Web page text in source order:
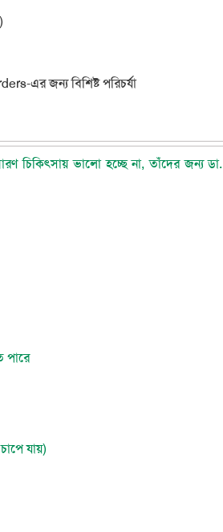
-এর জন্য বিশিষ্ট পরিচর্যা
চিকিৎসায় ভালো হচ্ছে না, তাঁদের জন্য ডা.
পারে
যায়)